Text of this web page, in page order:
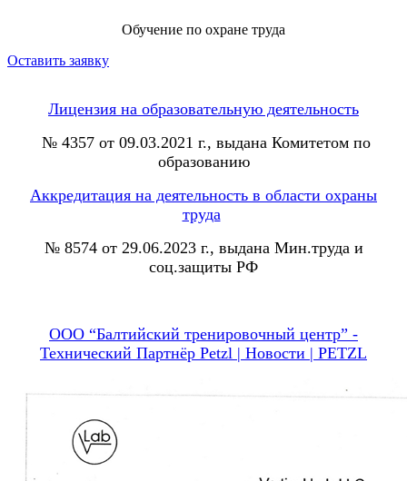
Обучение по охране труда
Оставить заявку
Лицензия на образовательную деятельность
№ 4357 от 09.03.2021 г., выдана Комитетом по
образованию
Аккредитация на деятельность в области охраны
труда
№ 8574 от 29.06.2023 г., выдана Мин.труда и
соц.защиты РФ
ООО “Балтийский тренировочный центр” -
Технический Партнёр Petzl | Новости | PETZL